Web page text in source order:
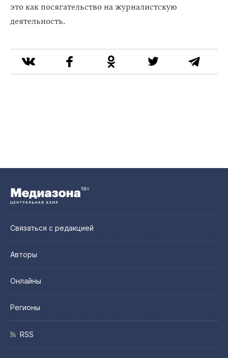
это как посягательство на журналистскую
деятельность.
Связаться с редакцией
Авторы
Онлайны
Регионы
RSS